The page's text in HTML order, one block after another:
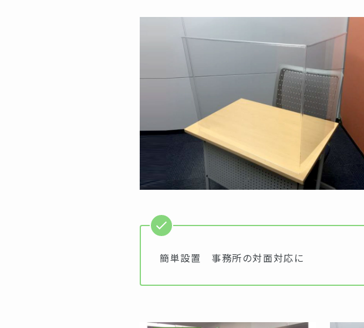
簡単設置 事務所の対面対応に